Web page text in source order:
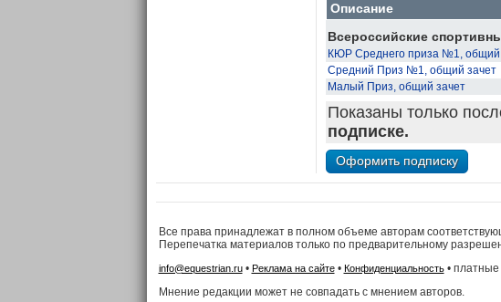
Описание
Всероссийские
КЮР Среднего приза №1, общий
Средний Приз №1, общий зачет
Малый Приз, общий зачет
Показаны только
подписке.
Все права принадлежат в полном объеме авторам
Перепечатка материалов только по предварительному
info@equestrian.ru• Реклама на сайте• Конфиденциальность• платные
Мнение редакции может не совпадать с мнением авторов.